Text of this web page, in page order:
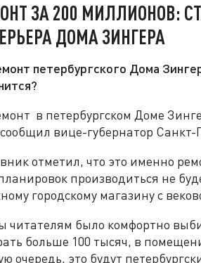
ЗА 200 МИЛЛИОНОВ:
ДОМА ЗИНГЕРА
петербургского Дома
в петербургском Доме
вице-губернатор Санкт-
отметил, что это именно
производиться не
городскому магазину с
читателям было комфортно
больше 100 тысяч, в
очередь, это будут